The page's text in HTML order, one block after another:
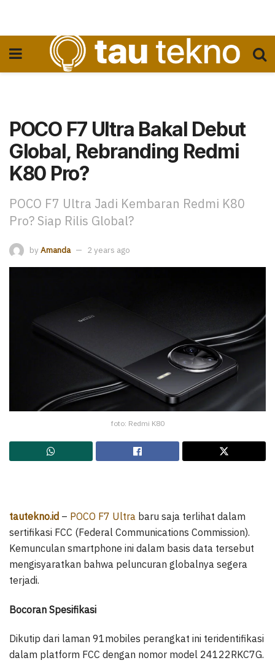
POCO F7 Ultra Bakal Debut
Global, Rebranding Redmi
K80 Pro?
POCO F7 Ultra Jadi Kembaran Redmi K80
Pro? Siap Rilis Global?
by Amanda 2 years ago
foto: Redmi K80
tautekno.id – POCO F7 Ultra baru saja terlihat dalam
sertifikasi FCC (Federal Communications Commission).
Kemunculan smartphone ini dalam basis data tersebut
mengisyaratkan bahwa peluncuran globalnya segera
terjadi.
Bocoran Spesifikasi
Dikutip dari laman 91mobiles perangkat ini teridentifikasi
dalam platform FCC dengan nomor model 24122RKC7G.